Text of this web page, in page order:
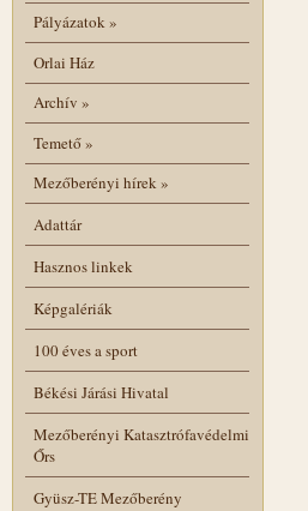
Pályázatok»
Orlai Ház
Archív »
Temető»
Mezőberényi hírek»
Adattár
Hasznos linkek
Képgalériák
100 éves a sport
Békési Járási Hivatal
Mezőberényi Katasztrófavédelmi
Őrs
Gyüsz-TE Mezőberény